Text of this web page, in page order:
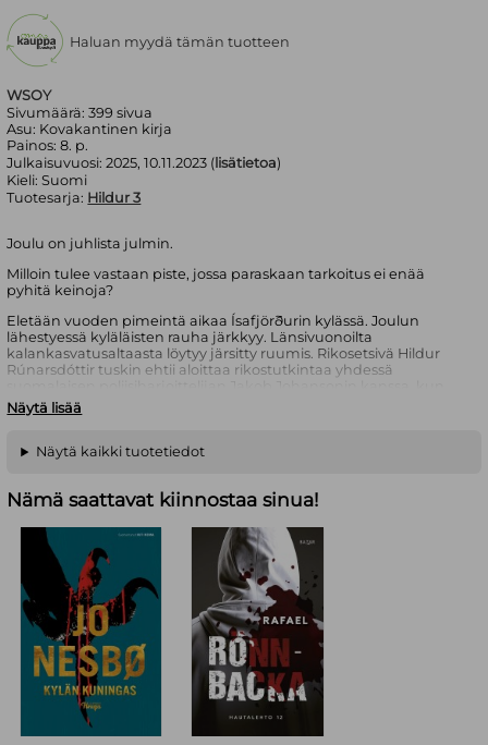
WSOY
Sivumäärä:399 sivua
Asu: Kovakantinen kirja
Painos:8. p.
Julkaisuvuosi:2025, 10.11.2023 ( lisätietoa)
Kieli:Suomi
Tuotesarja: Hildur 3
Joulu on juhlista julmin.
Milloin tulee vastaan piste, jossa paraskaan tarkoitus ei enää
pyhitä keinoja?
Eletään vuoden pimeintä aikaa Ísafjörðurin kylässä. Joulun
lähestyessä kyläläisten rauha järkkyy. Länsivuonoilta
kalankasvatusaltaasta löytyy järsitty ruumis. Rikosetsivä Hildur
Rúnarsdóttir tuskin ehtii aloittaa rikostutkintaa yhdessä
toisaalla Islannin syrjäisessä kolkassa tapahtuu toinen vähintään
yhtä outo henkirikos. Ja pian kolmas.
Julmaa väkivallantekojen sarjaa tutkiessaan Hildur tasoittaa
ajatuksiaan surffaamalla Atlannin hyisissä aalloissa. Kadotettu
Jakob tekee kaikkensa voittaakseen lastaan koskevan vaikean
huoltajuusriidan. Kuinka pitkälle Jakob on valmis painissaan
menemään? Sitä Hildur joutuu miettimään, kun hän saa
pahimman mahdollisen puhelun Suomesta Kolarin
poliisiasemalta.
Jakob
on kolmas osa nordic blue -tyylistä
jossa on ripaus pohjoista mystiikkaa.
Satu Rämö (s. 1980) on Islannissa asuva kirjailija ja ekonomi.
Hildur -sarja on ollut poikkeuksellisen suuri menestys joka
mittarilla.Hildurinmaailma on laajentunut televisioon ja
teatterilavoille, ja sarjan käännösoikeuksia on myyty yli
pariinkymmeneen maahan, muun muassa Saksaan, Isoon-
Britanniaan, Ranskaan ja kaikkiin Pohjoismaihin.
Näytä lisää
Haluan myydä tämän tuotteen
Näytä kaikki tuotetiedot
Nämä saattavat kiinnostaa sinua!